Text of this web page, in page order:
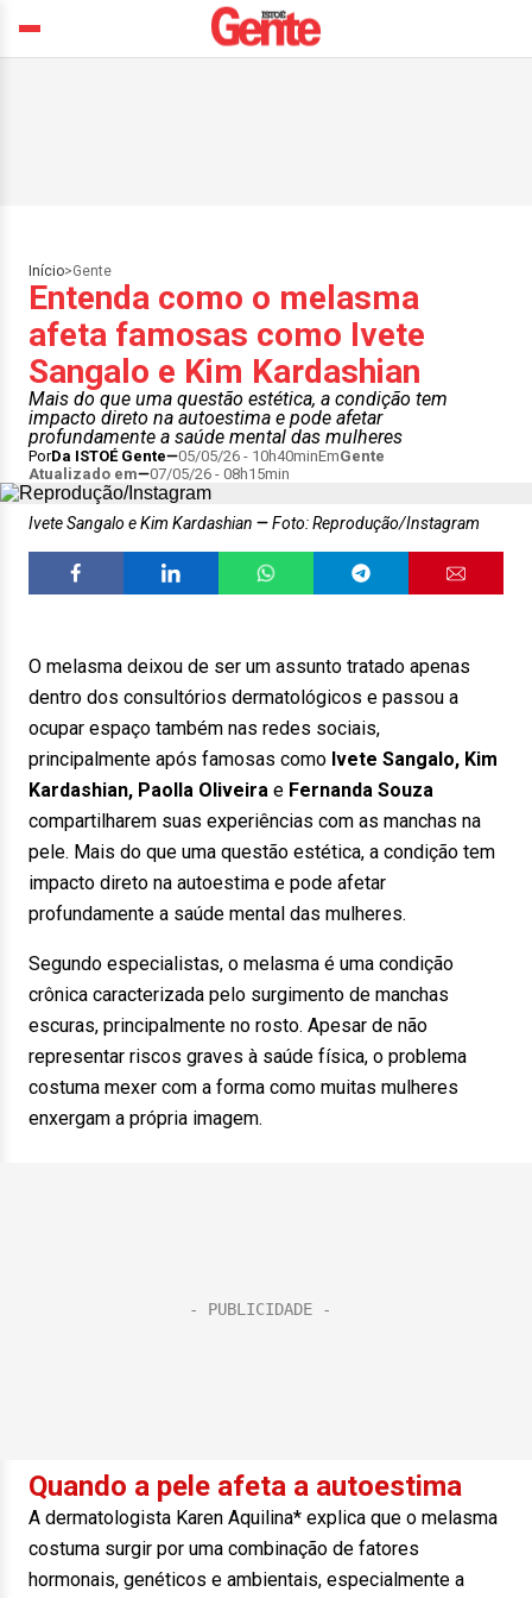
Início>Gente
Entenda como o melasma
afeta famosas como Ivete
Sangalo e Kim Kardashian
Mais do que uma questão estética, a condição tem
impacto direto na autoestima e pode afetar
profundamente a saúde mental das mulheres
PorDa ISTOÉ Gente 05/05/26 - 10h40minEmGente
Atualizado em
07/05/26 - 08h15min
Ivete Sangalo e Kim Kardashian Foto: Reprodução/Instagram
O melasma deixou de ser um assunto tratado apenas
dentro dos consultórios dermatológicos e passou a
ocupar espaço também nas redes sociais,
principalmente após famosas como Ivete Sangalo, Kim
Kardashian, Paolla Oliveira e Fernanda Souza
compartilharem suas experiências com as manchas na
pele. Mais do que uma questão estética, a condição tem
impacto direto na autoestima e pode afetar
profundamente a saúde mental das mulheres.
Segundo especialistas, o melasma é uma condição
crônica caracterizada pelo surgimento de manchas
escuras, principalmente no rosto. Apesar de não
representar riscos graves à saúde física, o problema
costuma mexer com a forma como muitas mulheres
enxergam a própria imagem.
Quando a pele afeta a autoestima
A dermatologista Karen Aquilina* explica que o melasma
costuma surgir por uma combinação de fatores
hormonais, genéticos e ambientais, especialmente a